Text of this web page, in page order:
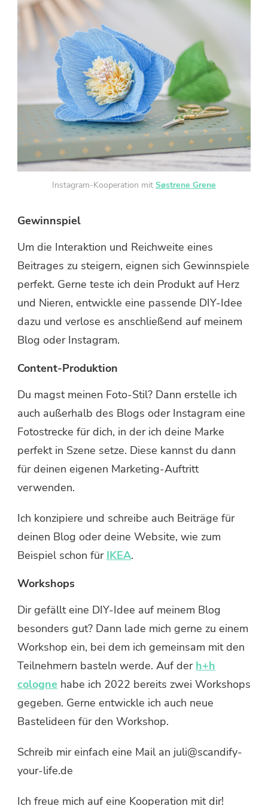
Instagram-Kooperation mit Søstrene Grene
Gewinnspiel
Um die Interaktion und Reichweite eines
Beitrages zu steigern, eignen sich Gewinnspiele
perfekt. Gerne teste ich dein Produkt auf Herz
und Nieren, entwickle eine passende DIY-Idee
dazu und verlose es anschließend auf meinem
Blog oder Instagram.
Content-Produktion
Du magst meinen Foto-Stil? Dann erstelle ich
auch außerhalb des Blogs oder Instagram eine
Fotostrecke für dich, in der ich deine Marke
perfekt in Szene setze. Diese kannst du dann
für deinen eigenen Marketing-Auftritt
verwenden.
Ich konzipiere und schreibe auch Beiträge für
deinen Blog oder deine Website, wie zum
Beispiel schon für IKEA.
Workshops
Dir gefällt eine DIY-Idee auf meinem Blog
besonders gut? Dann lade mich gerne zu einem
Workshop ein, bei dem ich gemeinsam mit den
Teilnehmern basteln werde. Auf der h+h
cologne habe ich 2022 bereits zwei Workshops
gegeben. Gerne entwickle ich auch neue
Bastelideen für den Workshop.
Schreib mir einfach eine Mail an juli@scandify-
your-life.de
Ich freue mich auf eine Kooperation mit dir!